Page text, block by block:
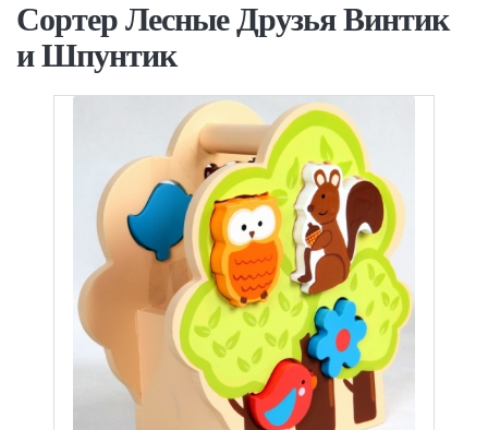
Сортер Лесные Друзья Винтик
и Шпунтик